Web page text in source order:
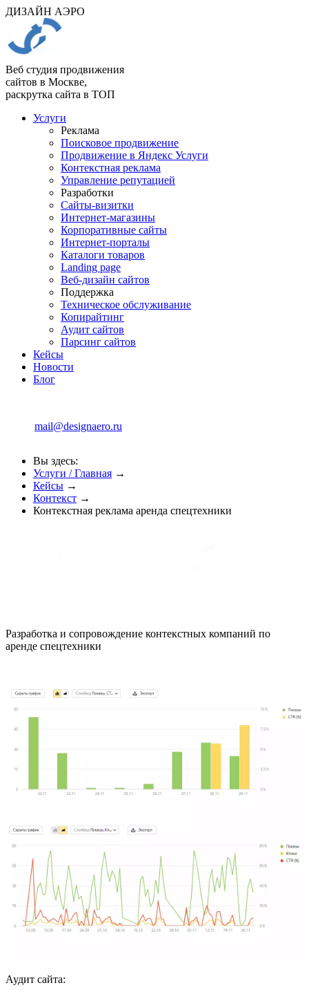
ДИЗАЙН АЭРО
Веб студия продвижения
сайтов в Москве,
раскрутка сайта в ТОП
Услуги
Реклама
Поисковое продвижение
Продвижение в Яндекс Услуги
Контекстная реклама
Управление репутацией
Разработки
Сайты-визитки
Интернет-магазины
Корпоративные сайты
Интернет-порталы
Каталоги товаров
Landing page
Веб-дизайн сайтов
Поддержка
Техническое обслуживание
Копирайтинг
Аудит сайтов
Парсинг сайтов
Кейсы
Новости
Блог
mail@designaero.ru
Вы здесь:
Услуги / Главная →
Кейсы →
Контекст →
Контекстная реклама аренда спецтехники
Разработка и сопровождение контекстных компаний по
аренде спецтехники
Аудит сайта: